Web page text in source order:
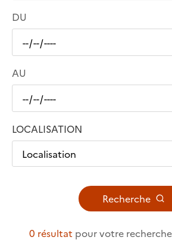
DU
AU
LOCALISATION
Localisation
Recherche
0 résultat pour votre recherche